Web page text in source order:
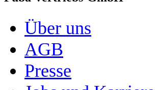
Über uns
AGB
Presse